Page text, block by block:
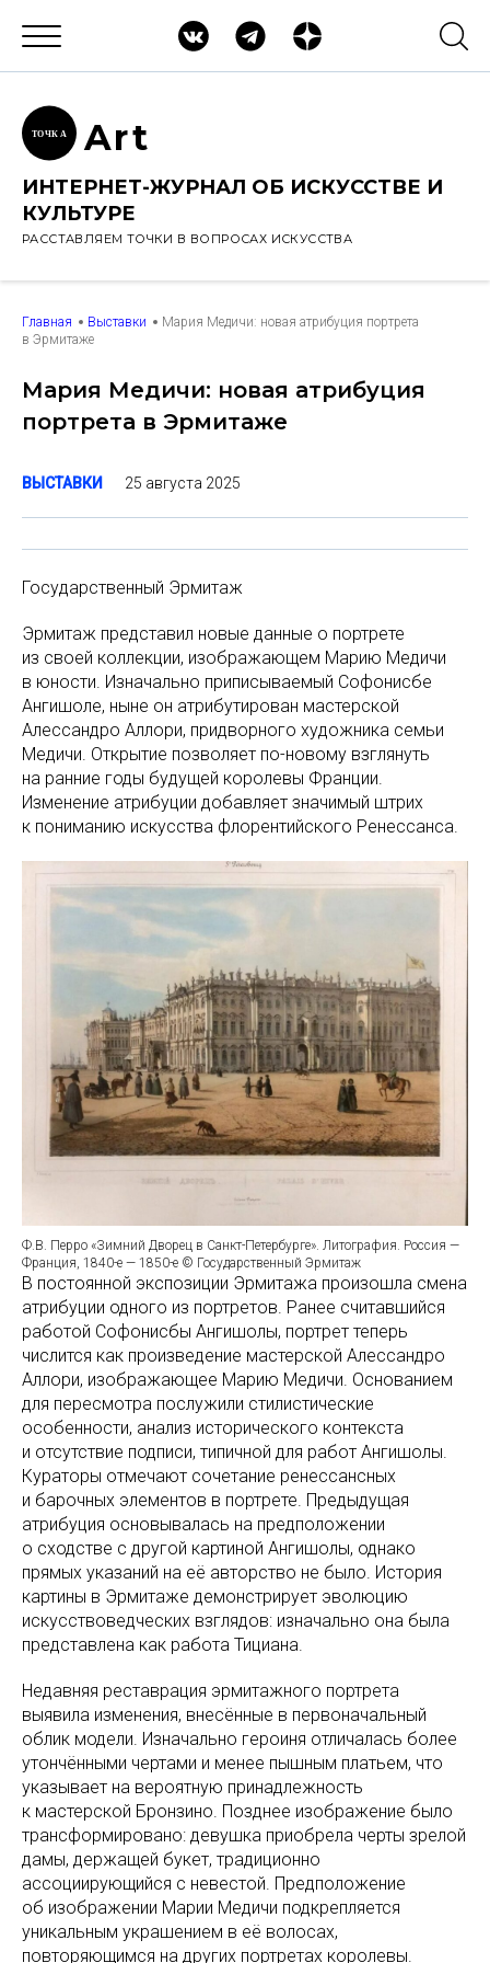
ТОЧК А Art
ИНТЕРНЕТ-ЖУРНАЛ ОБ ИСКУССТВЕ И
КУЛЬТУРЕ
РАССТАВЛЯЕМ ТОЧКИ В ВОПРОСАХ ИСКУССТВА
Главная Выставки
Мария Медичи: новая атрибуция портрета
в Эрмитаже
Мария Медичи: новая атрибуция
портрета в Эрмитаже
ВЫСТАВКИ 25 августа 2025
Государственный Эрмитаж
Эрмитаж представил новые данные о портрете
из своей коллекции, изображающем Марию Медичи
в юности. Изначально приписываемый Софонисбе
Ангишоле, ныне он атрибутирован мастерской
Алессандро Аллори, придворного художника семьи
Медичи. Открытие позволяет по-новому взглянуть
на ранние годы будущей королевы Франции.
Изменение атрибуции добавляет значимый штрих
к пониманию искусства флорентийского Ренессанса.
Ф.В. Перро «Зимний Дворец в Санкт-Петербурге». Литография. Россия —
Франция, 1840-е — 1850-е © Государственный Эрмитаж
В постоянной экспозиции Эрмитажа произошла смена
атрибуции одного из портретов. Ранее считавшийся
работой Софонисбы Ангишолы, портрет теперь
числится как произведение мастерской Алессандро
Аллори, изображающее Марию Медичи. Основанием
для пересмотра послужили стилистические
особенности, анализ исторического контекста
и отсутствие подписи, типичной для работ Ангишолы.
Кураторы отмечают сочетание ренессансных
и барочных элементов в портрете. Предыдущая
атрибуция основывалась на предположении
о сходстве с другой картиной Ангишолы, однако
прямых указаний на её авторство не было. История
картины в Эрмитаже демонстрирует эволюцию
искусствоведческих взглядов: изначально она была
представлена как работа Тициана.
Недавняя реставрация эрмитажного портрета
выявила изменения, внесённые в первоначальный
облик модели. Изначально героиня отличалась более
утончёнными чертами и менее пышным платьем, что
указывает на вероятную принадлежность
к мастерской Бронзино. Позднее изображение было
трансформировано: девушка приобрела черты зрелой
дамы, держащей букет, традиционно
ассоциирующийся с невестой. Предположение
об изображении Марии Медичи подкрепляется
уникальным украшением в её волосах,
повторяющимся на других портретах королевы.